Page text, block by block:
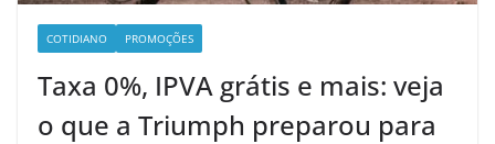
COTIDIANO PROMOÇÕES
Taxa 0%, IPVA grátis e mais: veja
o que a Triumph preparou para